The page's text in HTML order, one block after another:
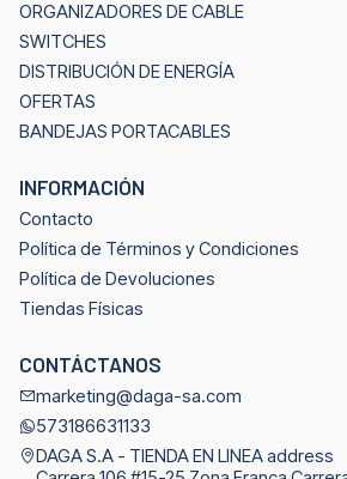
ORGANIZADORES DE CABLE
SWITCHES
DISTRIBUCIÓN DE ENERGÍA
OFERTAS
BANDEJAS PORTACABLES
INFORMACIÓN
Contacto
Política de Términos y Condiciones
Política de Devoluciones
Tiendas Físicas
CONTÁCTANOS
marketing@daga-sa.com
573186631133
DAGA S.A - TIENDA EN LINEA address